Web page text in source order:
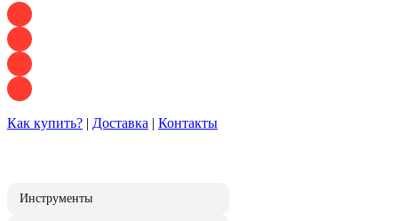
Как купить? | Доставка | Контакты
Инструменты